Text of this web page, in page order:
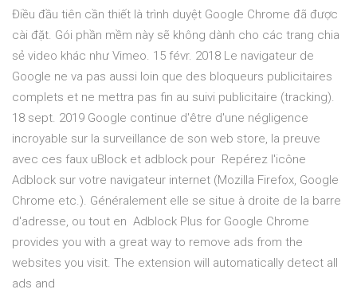
Điều đầu tiên cần thiết là trình duyệt Google Chrome đã được
cài đặt. Gói phần mềm này sẽ không dành cho các trang chia
sẻ video khác như Vimeo. 15 févr. 2018 Le navigateur de
Google ne va pas aussi loin que des bloqueurs publicitaires
complets et ne mettra pas fin au suivi publicitaire (tracking).
18 sept. 2019 Google continue d'être d'une négligence
incroyable sur la surveillance de son web store, la preuve
avec ces faux uBlock et adblock pour Repérez l'icône
Adblock sur votre navigateur internet (Mozilla Firefox, Google
Chrome etc.). Généralement elle se situe à droite de la barre
d'adresse, ou tout en Adblock Plus for Google Chrome
provides you with a great way to remove ads from the
websites you visit. The extension will automatically detect all
ads and